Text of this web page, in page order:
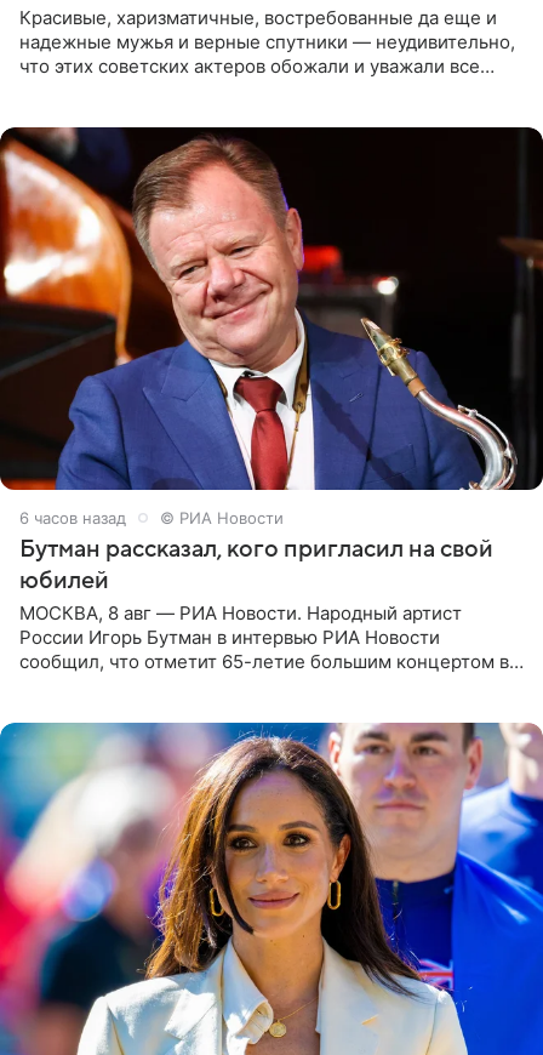
Красивые, харизматичные, востребованные да еще и
надежные мужья и верные спутники — неудивительно,
что этих советских актеров обожали и уважали все
6 часов назад © РИА Новости
Бутман рассказал, кого пригласил на свой
юбилей
МОСКВА, 8 авг — РИА Новости. Народный артист
России Игорь Бутман в интервью РИА Новости
сообщил, что отметит 65-летие большим концертом в